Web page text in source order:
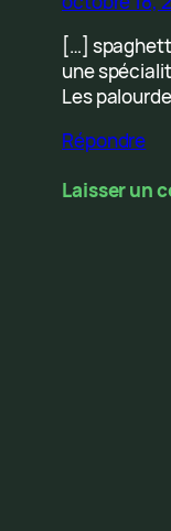
[…]
une
Les
Répondre
Laisser un